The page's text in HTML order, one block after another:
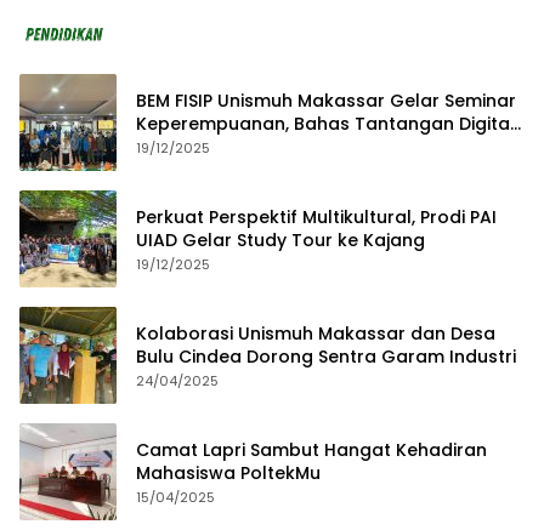
BEM FISIP Unismuh Makassar Gelar Seminar
Keperempuanan, Bahas Tantangan Digital
dan Budaya Lokal
19/12/2025
Perkuat Perspektif Multikultural, Prodi PAI
UIAD Gelar Study Tour ke Kajang
19/12/2025
Kolaborasi Unismuh Makassar dan Desa
Bulu Cindea Dorong Sentra Garam Industri
24/04/2025
Camat Lapri Sambut Hangat Kehadiran
Mahasiswa PoltekMu
15/04/2025